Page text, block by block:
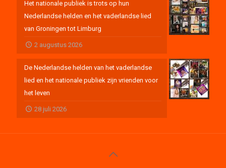
Het nationale publiek is trots op hun
Nederlandse helden en het vaderlandse lied
van Groningen tot Limburg
2 augustus 2026
De Nederlandse helden van het vaderlandse
lied en het nationale publiek zijn vrienden voor
het leven
28 juli 2026